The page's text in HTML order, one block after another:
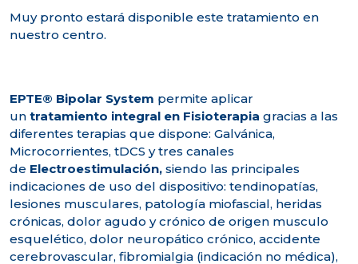
Muy pronto estará disponible este tratamiento en
nuestro centro.
EPTE® Bipolar System permite aplicar
un tratamiento integral en Fisioterapia gracias a las
diferentes terapias que dispone: Galvánica,
Microcorrientes, tDCS y tres canales
de Electroestimulación, siendo las principales
indicaciones de uso del dispositivo: tendinopatías,
lesiones musculares, patología miofascial, heridas
crónicas, dolor agudo y crónico de origen musculo
esquelético, dolor neuropático crónico, accidente
cerebrovascular, fibromialgia (indicación no médica),